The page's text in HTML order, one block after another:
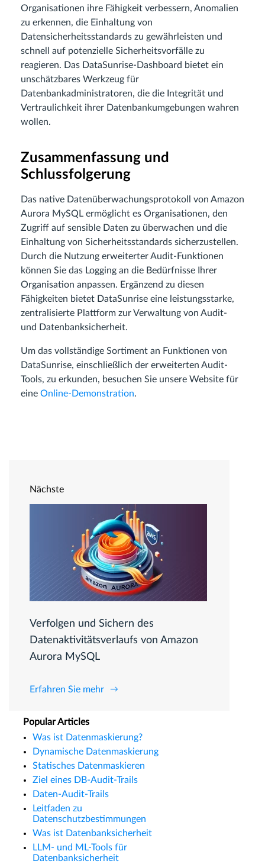
Organisationen ihre Fähigkeit verbessern, Anomalien
zu erkennen, die Einhaltung von
Datensicherheitsstandards zu gewährleisten und
schnell auf potenzielle Sicherheitsvorfälle zu
reagieren. Das DataSunrise-Dashboard bietet ein
unschätzbares Werkzeug für
Datenbankadministratoren, die die Integrität und
Vertraulichkeit ihrer Datenbankumgebungen wahren
wollen.
Zusammenfassung und
Schlussfolgerung
Das native Datenüberwachungsprotokoll von Amazon
Aurora MySQL ermöglicht es Organisationen, den
Zugriff auf sensible Daten zu überwachen und die
Einhaltung von Sicherheitsstandards sicherzustellen.
Durch die Nutzung erweiterter Audit-Funktionen
können Sie das Logging an die Bedürfnisse Ihrer
Organisation anpassen. Ergänzend zu diesen
Fähigkeiten bietet DataSunrise eine leistungsstarke,
zentralisierte Plattform zur Verwaltung von Audit-
und Datenbanksicherheit.
Um das vollständige Sortiment an Funktionen von
DataSunrise, einschließlich der erweiterten Audit-
Tools, zu erkunden, besuchen Sie unsere Website für
eine Online-Demonstration.
Nächste
Verfolgen und Sichern des
Datenaktivitätsverlaufs von Amazon
Aurora MySQL
Erfahren Sie mehr
Popular Articles
Was ist Datenmaskierung?
Dynamische Datenmaskierung
Statisches Datenmaskieren
Ziel eines DB-Audit-Trails
Daten-Audit-Trails
Leitfaden zu
Datenschutzbestimmungen
Was ist Datenbanksicherheit
LLM- und ML-Tools für
Datenbanksicherheit